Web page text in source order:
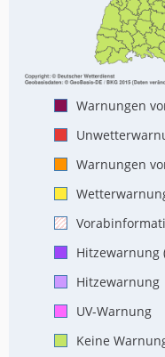
Warnungen
Warnungen
Hitzewarnung
Hitzewarnung
UV-Warnung
Keine